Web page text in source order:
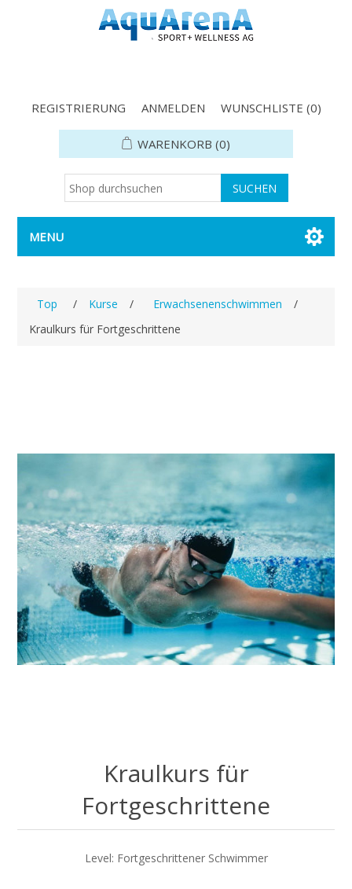
REGISTRIERUNG ANMELDEN WUNSCHLISTE (0)
WARENKORB (0)
MENU
Top / Kurse / Erwachsenenschwimmen
/
Kraulkurs für Fortgeschrittene
Kraulkurs für
Fortgeschrittene
Level: Fortgeschrittener Schwimmer